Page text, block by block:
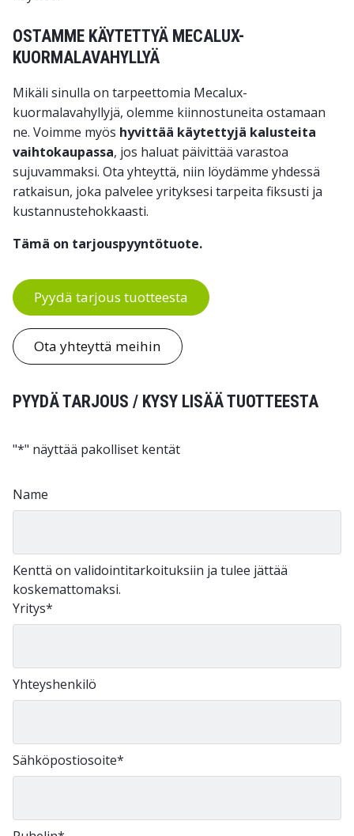
OSTAMME KÄYTETTYÄ MECALUX-
KUORMALAVAHYLLYÄ
Mikäli sinulla on tarpeettomia Mecalux-
kuormalavahyllyjä, olemme kiinnostuneita ostamaan
ne. Voimme myös hyvittää käytettyjä kalusteita
vaihtokaupassa, jos haluat päivittää varastoa
sujuvammaksi. Ota yhteyttä, niin löydämme yhdessä
ratkaisun, joka palvelee yrityksesi tarpeita fiksusti ja
kustannustehokkaasti.
Tämä on tarjouspyyntötuote.
Pyydä tarjous tuotteesta
Ota yhteyttä meihin
PYYDÄ TARJOUS / KYSY LISÄÄ TUOTTEESTA
"*" näyttää pakolliset kentät
Name
Kenttä on validointitarkoituksiin ja tulee jättää
koskemattomaksi.
Yritys*
Yhteyshenkilö
Sähköpostiosoite*